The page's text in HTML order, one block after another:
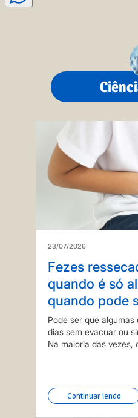
23/07/2026
Fezes
quando é só
quando pode
doença?
Pode ser que
dias sem evacuar ou
Na maioria das vezes,
Continuar lendo